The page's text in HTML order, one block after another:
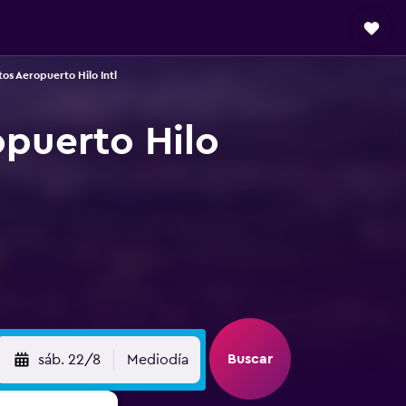
Aeropuerto Hilo Intl
Hilo
sáb. 22/8 Mediodía Buscar